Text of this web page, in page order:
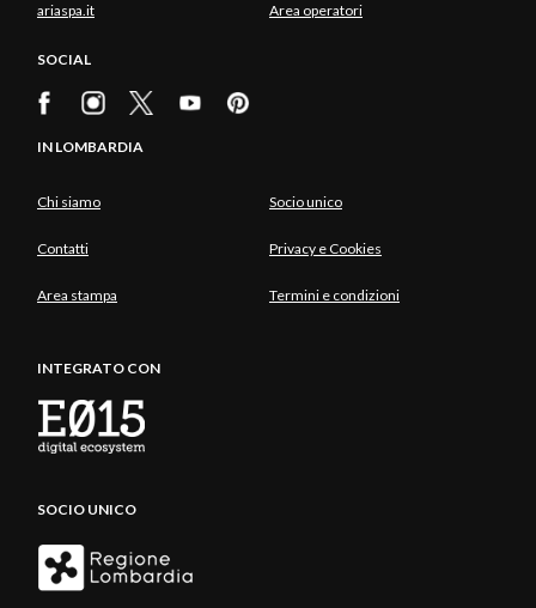
ariaspa.it Area operatori
SOCIAL
IN LOMBARDIA
Chi siamo Socio unico
Contatti Privacy e Cookies
Area stampa Termini e condizioni
INTEGRATO CON
SOCIO UNICO